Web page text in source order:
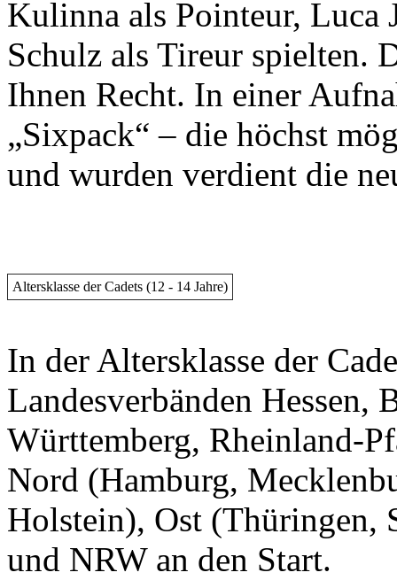
Kulinna als Pointeur,
Schulz als Tireur spielten.
Ihnen Recht. In einer
„Sixpack“ – die höchst
und wurden verdient die
Altersklasse der Cadets (12 - 14 Jahre)
In der Altersklasse der
Landesverbänden Hessen,
Württemberg, Rheinland-
Nord (Hamburg,
Holstein), Ost (Thüringen,
und NRW an den Start.